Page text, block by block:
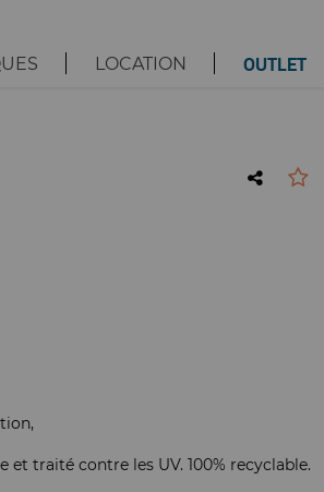
LOCATION OUTLET
traité contre les UV. 100% recyclable.